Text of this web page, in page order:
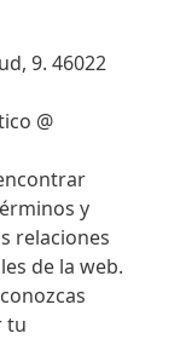
9. 46022
@
y
relaciones
de la web.
tu